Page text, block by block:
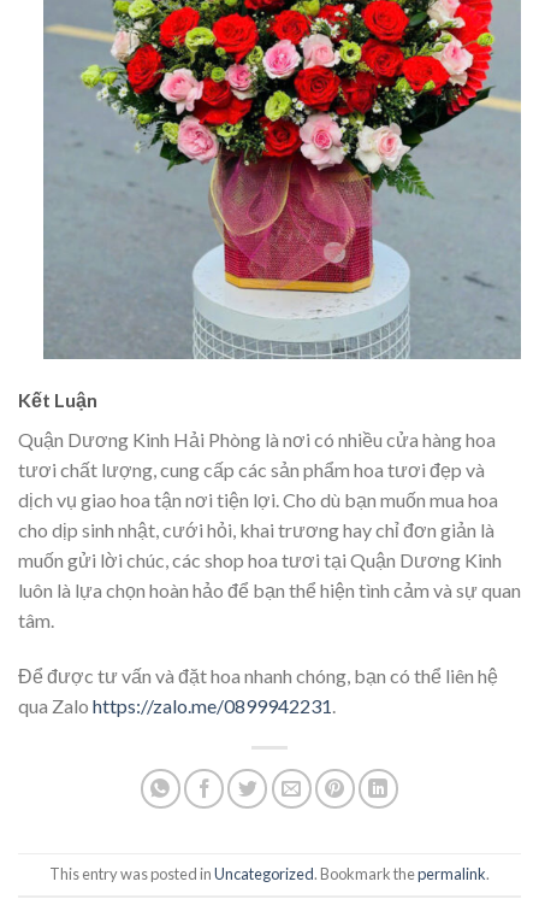
Kết Luận
Quận Dương Kinh Hải Phòng là nơi có nhiều cửa hàng hoa
tươi chất lượng, cung cấp các sản phẩm hoa tươi đẹp và
dịch vụ giao hoa tận nơi tiện lợi. Cho dù bạn muốn mua hoa
cho dịp sinh nhật, cưới hỏi, khai trương hay chỉ đơn giản là
muốn gửi lời chúc, các shop hoa tươi tại Quận Dương Kinh
luôn là lựa chọn hoàn hảo để bạn thể hiện tình cảm và sự quan
tâm.
Để được tư vấn và đặt hoa nhanh chóng, bạn có thể liên hệ
qua Zalo https://zalo.me/0899942231.
This entry was posted inUncategorized. Bookmark thepermalink.